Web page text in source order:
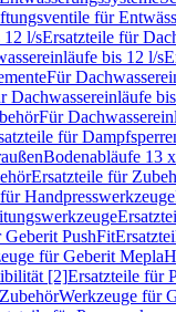
für
12 l/sErsatzteile für
bis 12 l/s
Für
Dachwassereinläufe
Für
für
Bodenabläufe 13
Ersatzteile für
Handpresswerkzeuge
PushFit
für Geberit Mepla
[2]Ersatzteile für
ZubehörWerkzeuge für